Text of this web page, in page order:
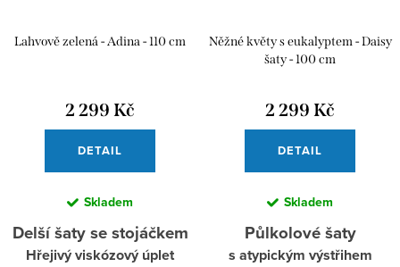
Lahvově zelená - Adina - 110 cm
2 299 Kč
DETAIL
Skladem
Delší šaty se stojáčkem
Hřejivý viskózový úplet
Něžné květy s eukalyptem - Daisy
šaty - 100 cm
2 299 Kč
DETAIL
Skladem
Půlkolové šaty
s atypickým výstřihem